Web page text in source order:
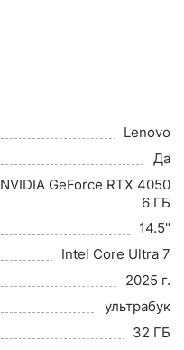
Lenovo
Да
NVIDIA GeForce RTX 4050
6 ГБ
14.5"
Intel Core Ultra 7
2025 г.
ультрабук
32 ГБ